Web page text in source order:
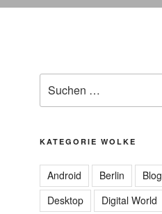
nach:
KATEGORIE WOLKE
Android Berlin Blog
Desktop
Digital World